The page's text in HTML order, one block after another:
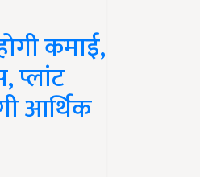
कमाई,
प्लांट
आर्थिक